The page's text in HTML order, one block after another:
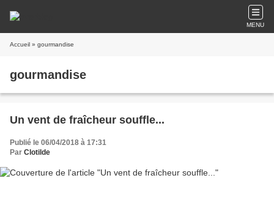
MENU
Accueil » gourmandise
gourmandise
Un vent de fraîcheur souffle...
Publié le 06/04/2018 à 17:31
Par Clotilde